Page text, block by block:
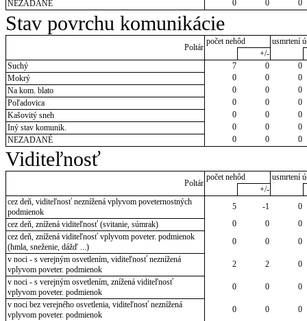
NEZADANÉ 0 0 0
Stav povrchu komunikácie
Poltár
počet nehôd
usmrtení
+/-
Suchý
7 0
0
Mokrý
0 0
0
Na kom. blato
0 0
0
Poľadovica
0 0
0
Kašovitý sneh
0 0
0
Iný stav komunik.
0 0
0
NEZADANÉ
0 0 0
Viditeľnosť
Poltár
počet nehôd
usmrtení
+/-
cez deň, viditeľnosť neznížená vplyvom poveternostných
podmienok
5 -1
0
cez deň, znížená viditeľnosť (svitanie, súmrak)
0 0
0
cez deň, znížená viditeľnosť vplyvom poveter. podmienok
(hmla, sneženie, dážď ...)
0 0
0
v noci - s verejným osvetlením, viditeľnosť neznížená
vplyvom poveter. podmienok
2 2
0
v noci - s verejným osvetlením, znížená viditeľnosť
vplyvom poveter. podmienok
0 0
0
v noci bez verejného osvetlenia, viditeľnosť neznížená
vplyvom poveter. podmienok
0 0
0